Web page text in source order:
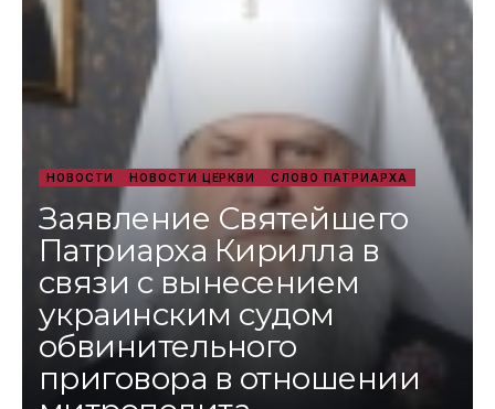
НОВОСТИ НОВОСТИ ЦЕРКВИ СЛОВО ПАТРИАРХА
Заявление Святейшего
Патриарха Кирилла в
связи с вынесением
украинским судом
обвинительного
приговора в отношении